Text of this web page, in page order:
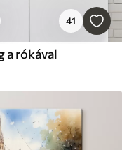
41
a rókával